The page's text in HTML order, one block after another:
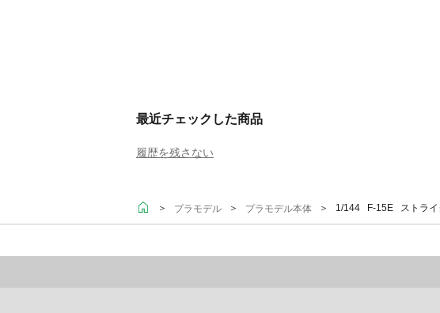
最近チェックした商品
履歴を残さない
＞ プラモデル ＞ プラモデル本体 ＞ 1/144 F-15E ストライ